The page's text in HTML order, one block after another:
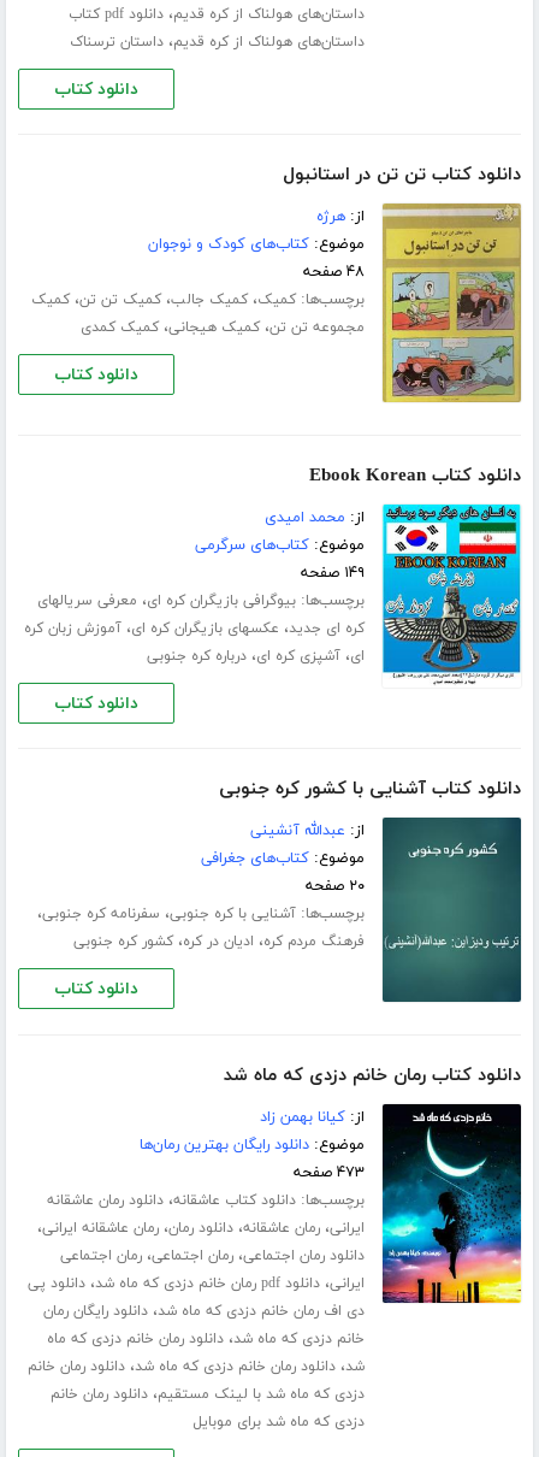
داستان‌های هولناک از کره قدیم،
دانلود pdf کتاب
داستان‌های هولناک از کره قدیم،داستان ترسناک
دانلود کتاب
دانلود کتاب تن تن در استانبول
از:هرژه
موضوع:کتاب‌های کودک و نوجوان
۴۸ صفحه
برچسب‌ها:کمیک،کمیک جالب،کمیک تن تن،کمیک
مجموعه تن تن،کمیک هیجانی،کمیک کمدی
دانلود کتاب
دانلود کتاب Ebook Korean
از: محمد امیدی
موضوع:کتاب‌های سرگرمی
۱۴۹ صفحه
برچسب‌ها:بیوگرافی بازیگران کره ای، معرفی سریالهای
کره ای جدید، عکسهای بازیگران کره ای،آموزش زبان کره
ای،آشپزی کره ای،درباره کره جنوبی
دانلود کتاب
دانلود کتاب آشنایی با کشور کره جنوبی
از: عبدالله آنشینی
موضوع:کتاب‌های جغرافی
۲۰ صفحه
برچسب‌ها:آشنایی با کره جنوبی، سفرنامه کره جنوبی،
فرهنگ مردم کره، ادیان در کره،کشور کره جنوبی
دانلود کتاب
دانلود کتاب رمان خانم دزدی که ماه شد
از:کیانا بهمن زاد
موضوع:دانلود رایگان بهترین رمان‌ها
۴۷۳ صفحه
برچسب‌ها:دانلود کتاب عاشقانه،دانلود رمان عاشقانه
ایرانی،رمان عاشقانه،دانلود رمان،رمان عاشقانه ایرانی،
دانلود رمان اجتماعی،رمان اجتماعی،رمان اجتماعی
ایرانی،دانلود pdf رمان خانم دزدی که ماه شد ،دانلود پی
دی اف رمان خانم دزدی که ماه شد،دانلود رایگان رمان
خانم دزدی که ماه شد،دانلود رمان خانم دزدی که ماه
شد،دانلود رمان خانم دزدی که ماه شد،دانلود رمان خانم
دزدی که ماه شد با لینک مستقیم،دانلود رمان خانم
دزدی که ماه شد برای موبایل